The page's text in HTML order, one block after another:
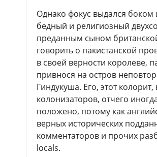
Однако фокус выдался
бедный и религиозный
преданным сыном
говорить о пакистанской
в своей верности королеве,
привнося на остров
Гиндукуша. Его, этот
колонизаторов, отчего
положено, потому как
верных исторических
комментаторов и прочих
locals.